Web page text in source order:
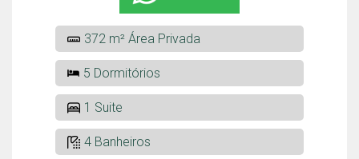
372 m² Área Privada
5 Dormitórios
1 Suite
4 Banheiros